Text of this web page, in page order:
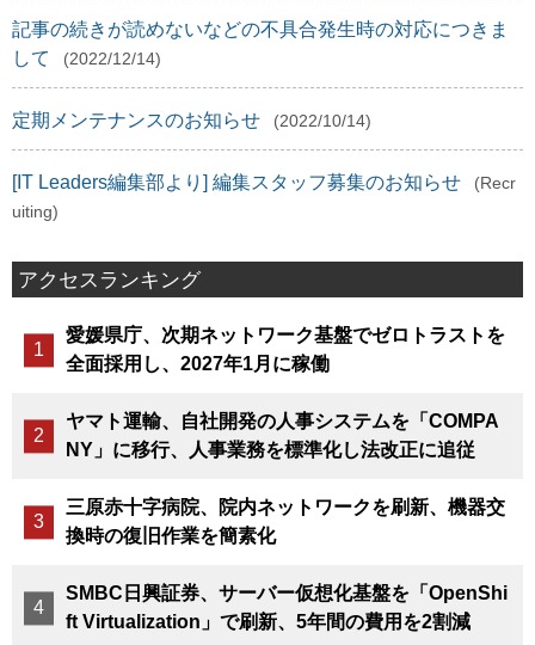
記事の続きが読めないなどの不具合発生時の対応につきま
して
(2022/12/14)
定期メンテナンスのお知らせ (2022/10/14)
[IT Leaders編集部より] 編集スタッフ募集のお知らせ
(Recr
uiting)
アクセスランキング
愛媛県庁、次期ネットワーク基盤でゼロトラストを
全面採用し、2027年1月に稼働
ヤマト運輸、自社開発の人事システムを「COMPA
NY」に移行、人事業務を標準化し法改正に追従
三原赤十字病院、院内ネットワークを刷新、機器交
換時の復旧作業を簡素化
SMBC日興証券、サーバー仮想化基盤を「OpenShi
ft Virtualization」で刷新、5年間の費用を2割減